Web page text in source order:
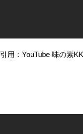
引用：YouTube 味の素